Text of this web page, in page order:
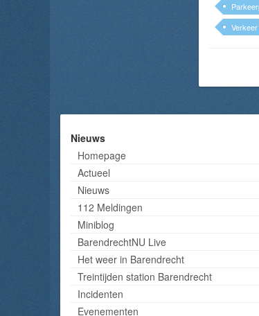
Verkeer
Nieuws
Homepage
Actueel
Nieuws
112 Meldingen
Miniblog
BarendrechtNU Live
Het weer in Barendrecht
Treintijden station Barendrecht
Incidenten
Evenementen